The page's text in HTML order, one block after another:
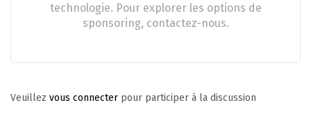
technologie. Pour explorer les options de
sponsoring, contactez-nous.
Veuillez vous connecter pour participer à la discussion